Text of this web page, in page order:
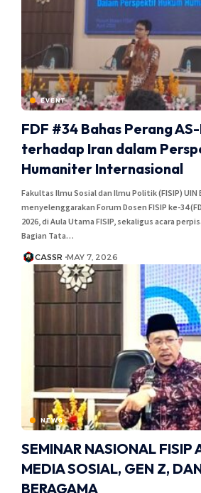
EVENT
FDF #34 Bahas Perang
terhadap Iran dalam
Humaniter Internasional
Fakultas Ilmu Sosial dan Ilmu Politik (FISIP) UIN
menyelenggarakan Forum Dosen FISIP ke-34
2026, di Aula Utama FISIP, sekaligus acara
Bagian Tata…
CASSR MAY 7, 2026
NEWS
SEMINAR NASIONAL FISIP
MEDIA SOSIAL, GEN Z,
BERAGAMA